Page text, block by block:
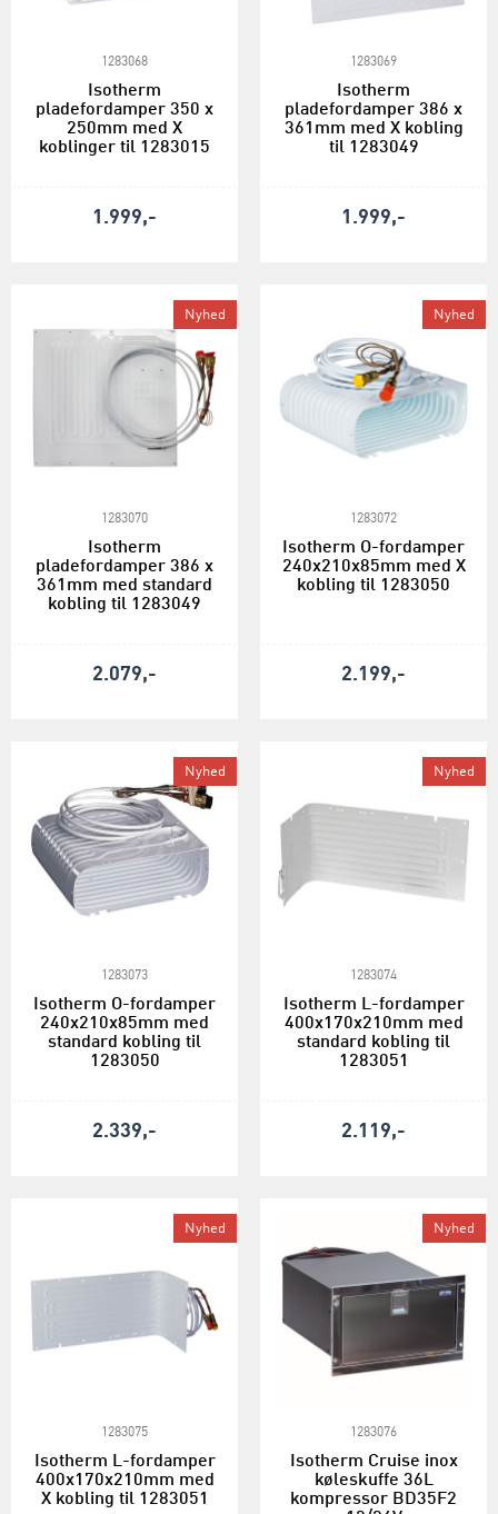
1283068
Isotherm
pladefordamper 350 x
250mm med X
koblinger til 1283015
1.999,-
1283069
Isotherm
pladefordamper 386 x
361mm med X kobling
til 1283049
1.999,-
Nyhed
1283070
Isotherm
pladefordamper 386 x
361mm med standard
kobling til 1283049
2.079,-
Nyhed
1283072
Isotherm O-fordamper
240x210x85mm med X
kobling til 1283050
2.199,-
Nyhed
1283073
Isotherm O-fordamper
240x210x85mm med
standard kobling til
1283050
2.339,-
Nyhed
1283074
Isotherm L-fordamper
400x170x210mm med
standard kobling til
1283051
2.119,-
Nyhed
1283075
Isotherm L-fordamper
400x170x210mm med
X kobling til 1283051
Nyhed
1283076
Isotherm Cruise inox
køleskuffe 36L
kompressor BD35F2